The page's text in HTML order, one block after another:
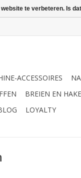
ACCESSOIRES
BREIEN EN
LOYALTY
te verbeteren. Is